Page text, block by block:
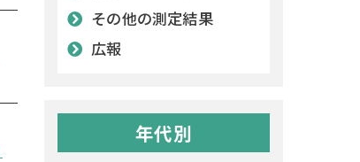
その他の測定結果
広報
年代別